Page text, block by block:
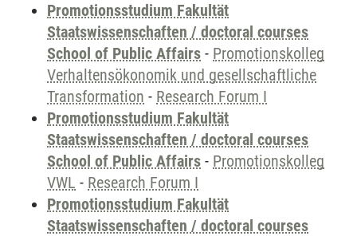
Promotionsstudium Fakultät
Staatswissenschaften / doctoral courses
School of Public Affairs - Promotionskolleg
Verhaltensökonomik und gesellschaftliche
Transformation - Research Forum I
Promotionsstudium Fakultät
Staatswissenschaften / doctoral courses
School of Public Affairs - Promotionskolleg
VWL - Research Forum I
Promotionsstudium Fakultät
Staatswissenschaften / doctoral courses